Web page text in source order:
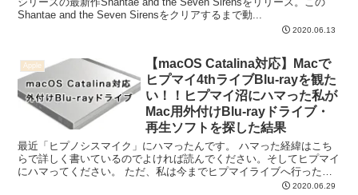
Shantae and the Seven Sirensをクリアするまで動...
2020.06.13
Apple
【macOS Catalina対応】Macで
ヒプマイ4thライブBlu-rayを観た
い！！ヒプマイ沼にハマった私が
Mac用外付けBlu-rayドライブ・
再生ソフトを探した結果
最近「ヒプノシスマイク」にハマったんです。 ハマった経緯はこち
らで詳しく書いているのでよければ読んでください。そしてヒプマイ
にハマってください。 ただ、私は今までヒプマイライブへ行ったこ
とがなかったんです。ライブ映像を観たいなぁと思っていま...2020.06.29